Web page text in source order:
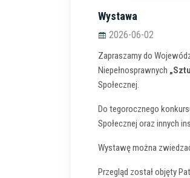
Wystawa
2026-06-02
Zapraszamy do
Niepełnosprawnych
Społecznej.
Do tegorocznego
Społecznej oraz innych
Wystawę można
Przegląd został objęty